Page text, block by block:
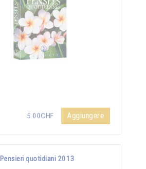
5.00CHF Aggiungere
Pensieri quotidiani 2013